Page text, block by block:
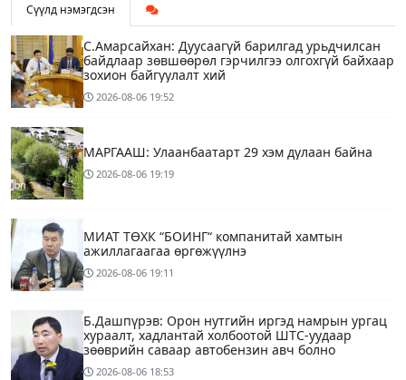
Сүүлд нэмэгдсэн
С.Амарсайхан: Дуусаагүй барилгад урьдчилсан
байдлаар зөвшөөрөл гэрчилгээ олгохгүй байхаар
зохион байгуулалт хий
2026-08-06 19:52
МАРГААШ: Улаанбаатарт 29 хэм дулаан байна
2026-08-06 19:19
МИАТ ТӨХК “БОИНГ“ компанитай хамтын
ажиллагаагаа өргөжүүлнэ
2026-08-06 19:11
Б.Дашпүрэв: Орон нутгийн иргэд намрын ургац
хураалт, хадлантай холбоотой ШТС-уудаар
зөөврийн саваар автобензин авч болно
2026-08-06 18:53